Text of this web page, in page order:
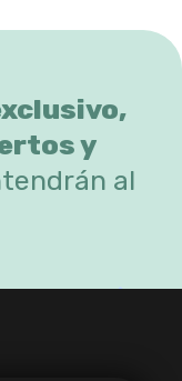
y
al